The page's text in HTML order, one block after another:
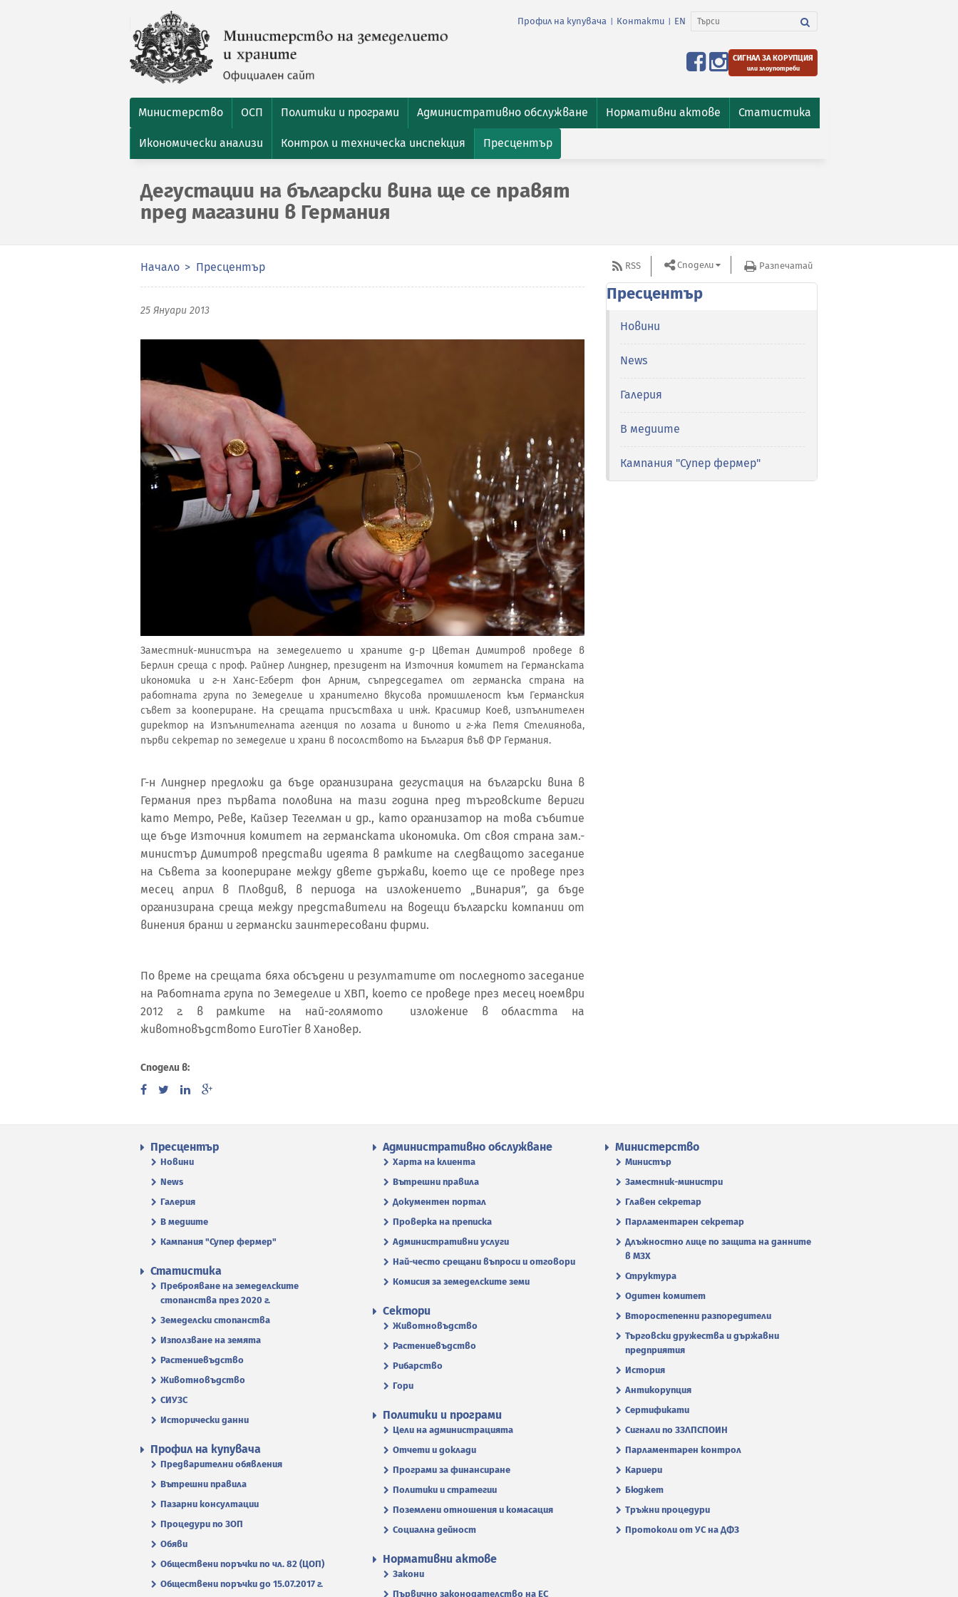
Профил на купувача Контакти EN
СИГНАЛ ЗА КОРУПЦИЯ
или злоупотреби
Министерство ОСП Политики и програми Административно обслужване Нормативни актове Статистика
Икономически анализи Контрол и техническа инспекция Пресцентър
Дегустации на български вина ще се правят
пред магазини в Германия
Начало Пресцентър
25 Януари 2013
Заместник-министъра на земеделието и храните д-р Цветан Димитров проведе в
Берлин среща с проф. Райнер Линднер, президент на Източния комитет на Германската
икономика и г-н Ханс-Егберт фон Арним, съпредседател от германска страна на
работната група по Земеделие и хранително вкусова промишленост към Германския
съвет за коопериране. На срещата присъстваха и инж. Красимир Коев, изпълнителен
директор на Изпълнителната агенция по лозата и виното и г-жа Петя Стелиянова,
първи секретар по земеделие и храни в посолството на България във ФР Германия.
Г-н Линднер предложи да бъде организирана дегустация на български вина в
Германия през първата половина на тази година пред търговските вериги
като Метро, Реве, Кайзер Тегелман и др., като организатор на това събитие
ще бъде Източния комитет на германската икономика. От своя страна зам.-
министър Димитров представи идеята в рамките на следващото заседание
на Съвета за коопериране между двете държави, което ще се проведе през
месец април в Пловдив, в периода на изложението „Винария”, да бъде
организирана среща между представители на водещи български компании от
винения бранш и германски заинтересовани фирми.
По време на срещата бяха обсъдени и резултатите от последното заседание
на Работната група по Земеделие и ХВП, което се проведе през месец ноември
2012 г. в рамките на най-голямото изложение в областта на
животновъдството EuroTier в Хановер.
Сподели в:
RSS Сподели Разпечатай
Пресцентър
Новини
News
Галерия
В медиите
Кампания "Супер фермер"
Пресцентър
Новини
News
Галерия
В медиите
Кампания "Супер фермер"
Административно обслужване
Харта на клиента
Вътрешни правила
Документен портал
Проверка на преписка
Административни услуги
Най-често срещани въпроси и отговори
Комисия за земеделските земи
Министерство
Министър
Заместник-министри
Главен секретар
Парламентарен секретар
Длъжностно лице по защита на данните
в МЗХ
Структура
Одитен комитет
Второстепенни разпоредители
Търговски дружества и държавни
предприятия
История
Антикорупция
Сертификати
Сигнали по ЗЗЛПСПОИН
Парламентарен контрол
Кариери
Бюджет
Тръжни процедури
Протоколи от УС на ДФЗ
Статистика
Преброяване на земеделските
стопанства през 2020 г.
Земеделски стопанства
Използване на земята
Растениевъдство
Животновъдство
СИУЗС
Исторически данни
Сектори
Животновъдство
Растениевъдство
Рибарство
Гори
Политики и програми
Цели на администрацията
Отчети и доклади
Програми за финансиране
Политики и стратегии
Поземлени отношения и комасация
Социална дейност
Профил на купувача
Предварителни обявления
Вътрешни правила
Пазарни консултации
Процедури по ЗОП
Обяви
Обществени поръчки по чл. 82 (ЦОП)
Обществени поръчки до 15.07.2017 г.
Нормативни актове
Закони
Първично законодателство на ЕС